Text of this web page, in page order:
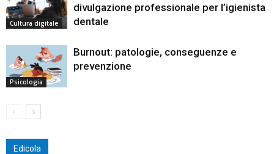
Cultura digitale
divulgazione professionale per l’igienista
dentale
Psicologia
Burnout: patologie, conseguenze e
prevenzione
Edicola